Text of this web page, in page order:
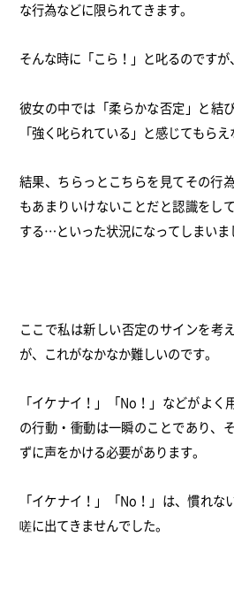
な行為などに限られてきます。
そんな時に「こら！」と叱るのですが
彼女の中では「柔らかな否定」と結
「強く叱られている」と感じてもらえ
結果、ちらっとこちらを見てその行
もあまりいけないことだと認識をして
する…といった状況になってしまいま
ここで私は新しい否定のサインを考
が、 これがなかなか難しいのです。
「イケナイ！」「No！」などがよく
の行動・衝動は一瞬のことであり、
ずに声をかける必要があります。
「イケナイ！」「No！」は、慣れな
嗟に出てきませんでした。